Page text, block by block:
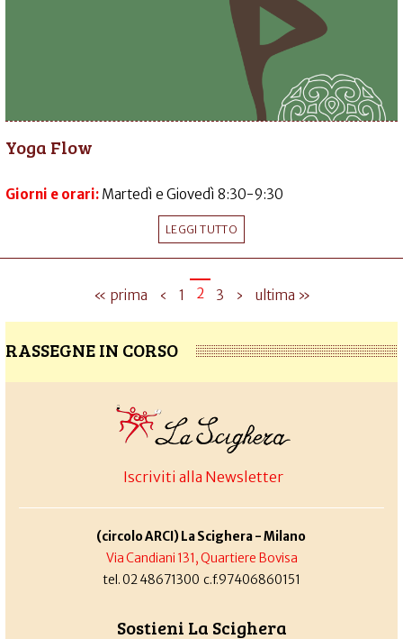
Yoga Flow
Giorni e orari: Martedì e Giovedì 8:30-9:30
LEGGI TUTTO
« prima ‹ 1 2 3 › ultima »
RASSEGNE IN CORSO
Iscriviti alla Newsletter
(circolo ARCI) La Scighera - Milano
Via Candiani 131, Quartiere Bovisa
tel. 02 48671300 c.f.97406860151
Sostieni La Scighera